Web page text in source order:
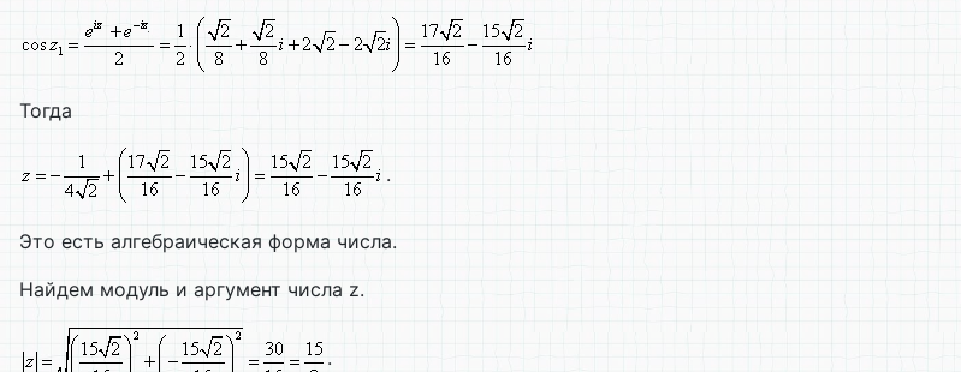
Тогда
.
Это есть алгебраическая форма числа.
Найдем модуль и аргумент числа z.
.